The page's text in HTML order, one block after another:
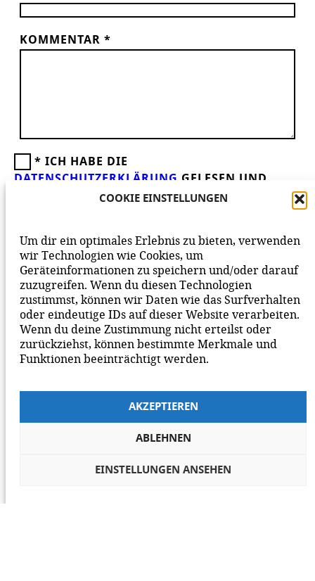
COOKIE EINSTELLUNGEN
Um dir ein optimales Erlebnis zu bieten, verwenden
wir Technologien wie Cookies, um
Geräteinformationen zu speichern und/oder darauf
zuzugreifen. Wenn du diesen Technologien
zustimmst, können wir Daten wie das Surfverhalten
oder eindeutige IDs auf dieser Website verarbeiten.
Wenn du deine Zustimmung nicht erteilst oder
zurückziehst, können bestimmte Merkmale und
Funktionen beeinträchtigt werden.
AKZEPTIEREN
ABLEHNEN
EINSTELLUNGEN ANSEHEN
KOMMENTAR *
* ICH HABE DIE
DATENSCHUTZERKLÄRUNG GELESEN UND
AKZEPTIERE DIESE.WIR FREUEN UNS ÜBER
MITEINANDER AUF UNSERER SEITE.